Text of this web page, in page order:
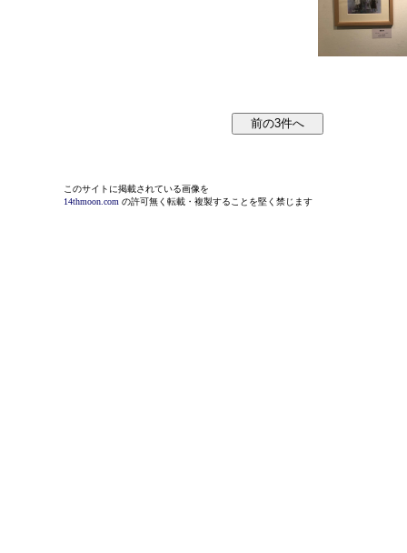
このサイトに掲載されている画像を
14thmoon.com の許可無く転載・複製することを堅く禁じます